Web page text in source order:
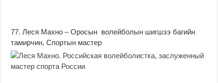
77. Леся Махно – Оросын волейболын шигшээ багийн
тамирчин, Спортын мастер